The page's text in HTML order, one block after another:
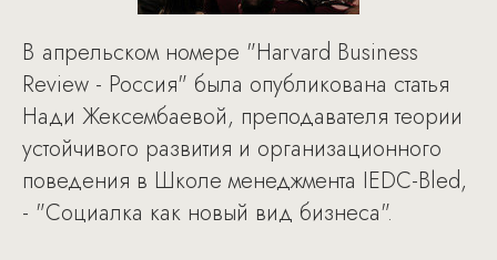
В апрельском номере "Harvard Business
Review - Россия" была опубликована статья
Нади Жексембаевой, преподавателя теории
устойчивого развития и организационного
поведения в Школе менеджмента IEDC-Bled,
- "Социалка как новый вид бизнеса".